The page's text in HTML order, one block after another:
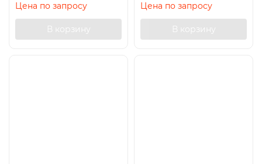
Цена по запросу
В корзину
Цена по запросу
В корзину